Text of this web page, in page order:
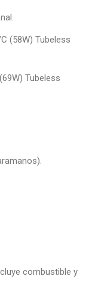
(58W) Tubeless
Tubeless
combustible y